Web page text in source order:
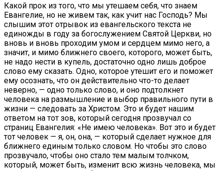
Какой прок из того, что мы утешаем себя, что знаем
Евангелие, но не живем так, как учит нас Господь? Мы
слышим этот отрывок из евангельского текста не
единожды в году за богослужением Святой Церкви, но
вновь и вновь проходим умом и сердцем мимо него, а
значит, и мимо ближнего своего, которого, может быть,
не надо нести в купель, достаточно одно лишь доброе
слово ему сказать. Одно, которое утешит его и поможет
ему осознать, что он действительно что-то делает
неверно, — одно только слово, и оно подтолкнет
человека на размышление и выбор правильного пути в
жизни — следовать за Христом. Это и будет нашим
ответом на тот зов, который сегодня прозвучал со
страниц Евангелия: «Не имею человека». Вот это и будет
тот человек — я, он, она, — который сделает нужное для
ближнего единым только словом. Но чтобы это слово
прозвучало, чтобы оно стало тем малым толчком,
который, может быть, изменит всю жизнь человека, мы